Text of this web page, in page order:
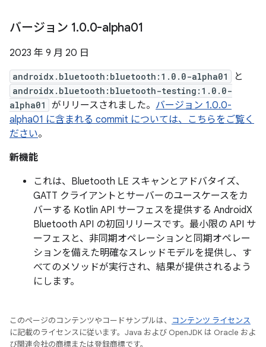
バージョン 1.0.0-alpha01
2023 年 9 月 20 日
androidx.bluetooth:bluetooth:1.0.0-alpha01 と
androidx.bluetooth:bluetooth-testing:1.0.0-
alpha01
がリリースされました。 バージョン 1.0.0-
alpha01 に含まれる commit については、こちらをご覧く
ださい。
新機能
これは、Bluetooth LE スキャンとアドバタイズ、
GATT クライアントとサーバーのユースケースをカ
バーする Kotlin API サーフェスを提供する AndroidX
Bluetooth API の初回リリースです。最小限の API サ
ーフェスと、非同期オペレーションと同期オペレー
ションを備えた明確なスレッドモデルを提供し、す
べてのメソッドが実行され、結果が提供されるよう
にします。
このページのコンテンツやコードサンプルは、
コンテンツ ライセンス
に記載のライセンスに従います。Java および OpenJDK は Oracle およ
び関連会社の商標または登録商標です。